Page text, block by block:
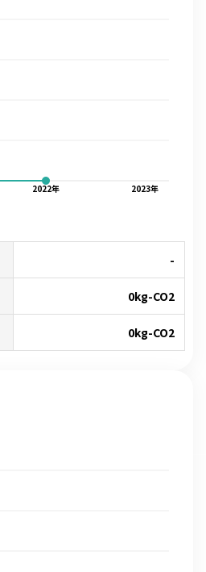
2022年 2023年
-
0kg-CO2
0kg-CO2